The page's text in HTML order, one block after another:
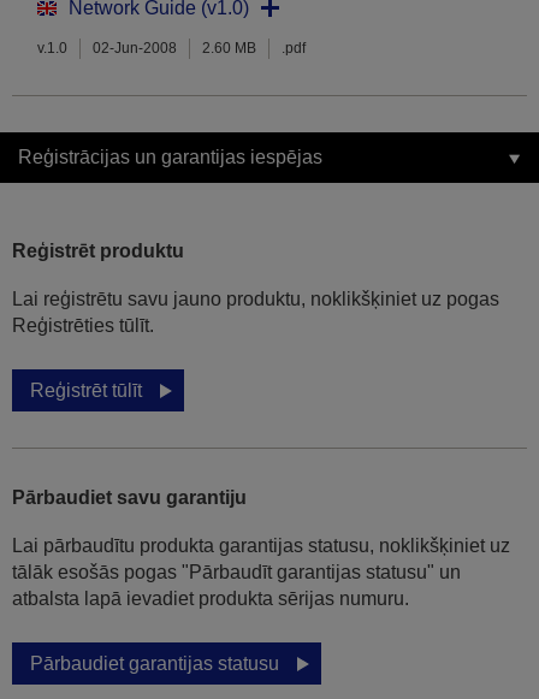
Network Guide (v1.0)
v.1.0 02-Jun-2008 2.60 MB .pdf
Reģistrācijas un garantijas iespējas
Reģistrēt produktu
Lai reģistrētu savu jauno produktu, noklikšķiniet uz pogas
Reģistrēties tūlīt.
Reģistrēt tūlīt
Pārbaudiet savu garantiju
Lai pārbaudītu produkta garantijas statusu, noklikšķiniet uz
tālāk esošās pogas "Pārbaudīt garantijas statusu" un
atbalsta lapā ievadiet produkta sērijas numuru.
Pārbaudiet garantijas statusu